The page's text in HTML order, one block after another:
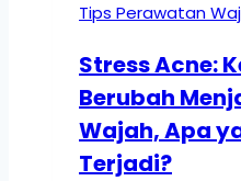
Tips Perawatan
Stress Acne:
Berubah
Wajah, Apa
Terjadi?